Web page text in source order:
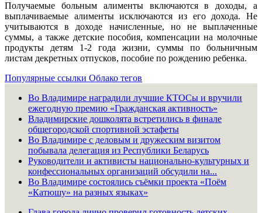
Получаемые больным алименты включаются в доходы, а
выплачиваемые алименты исключаются из его дохода. Не
учитываются в доходе начисленные, но не выплаченные
суммы, а также детские пособия, компенсации на молочные
продукты детям 1-2 года жизни, суммы по больничным
листам декретных отпусков, пособие по рождению ребенка.
Популярные ссылки Облако тегов
Во Владимире наградили лучшие КТОСы и вручили
ежегодную премию «Гражданская активность»
Владимирские дошколята встретились в финале
общегородской спортивной эстафеты
Во Владимире с деловым и дружеским визитом
побывала делегация из Республики Беларусь
Руководители и активисты национально-культурных и
конфессиональных организаций обсудили на...
Во Владимире состоялись съёмки проекта «Поём
«Катюшу» на разных языках»